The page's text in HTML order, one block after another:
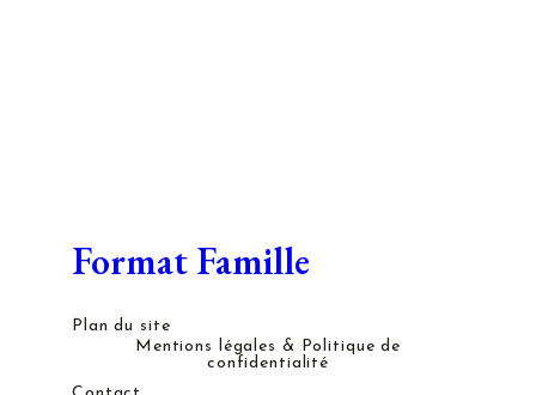
Format Famille
Plan du site
Mentions légales & Politique de
confidentialité